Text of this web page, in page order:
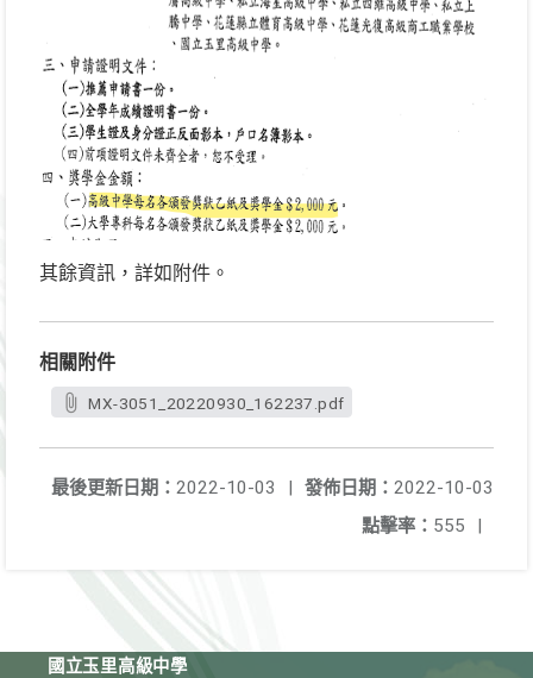
其餘資訊，詳如附件。
相關附件
MX-3051_20220930_162237.pdf
發佈日期： 2022-10-03
最後更新日期： 2022-10-03
|
點擊率： 555 |
國立玉里高級中學